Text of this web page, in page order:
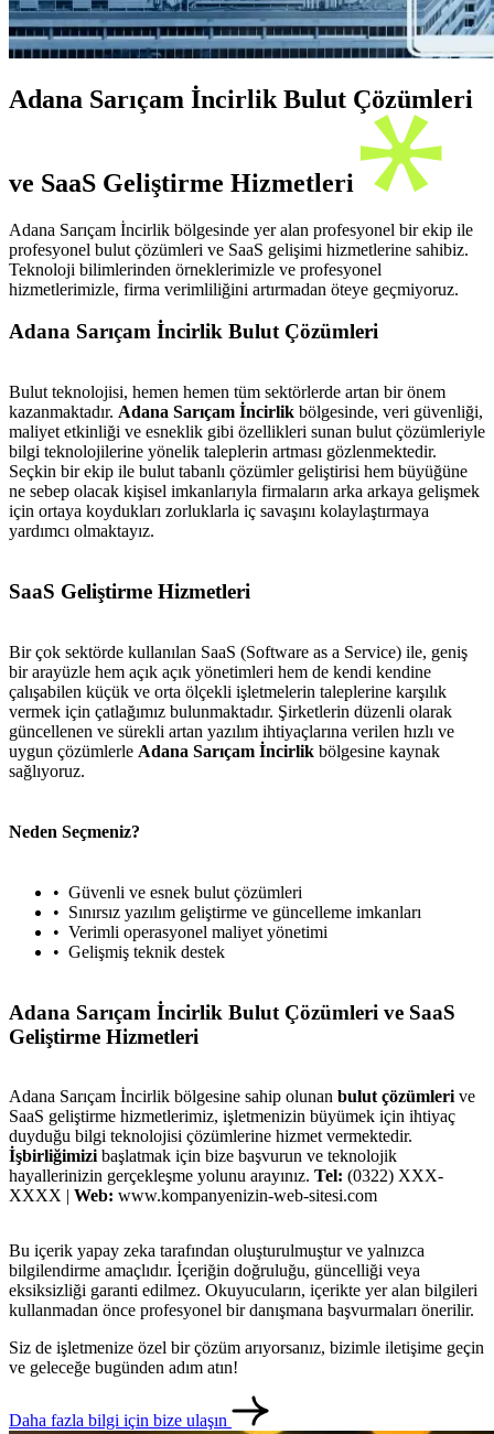
Adana Sarıçam İncirlik Bulut Çözümleri
ve SaaS Geliştirme Hizmetleri
Adana Sarıçam İncirlik bölgesinde yer alan profesyonel bir ekip ile
profesyonel bulut çözümleri ve SaaS gelişimi hizmetlerine sahibiz.
Teknoloji bilimlerinden örneklerimizle ve profesyonel
hizmetlerimizle, firma verimliliğini artırmadan öteye geçmiyoruz.
Adana Sarıçam İncirlik Bulut Çözümleri
Bulut teknolojisi, hemen hemen tüm sektörlerde artan bir önem
kazanmaktadır. Adana Sarıçam İncirlik bölgesinde, veri güvenliği,
maliyet etkinliği ve esneklik gibi özellikleri sunan bulut çözümleriyle
bilgi teknolojilerine yönelik taleplerin artması gözlenmektedir.
Seçkin bir ekip ile bulut tabanlı çözümler geliştirisi hem büyüğüne
ne sebep olacak kişisel imkanlarıyla firmaların arka arkaya gelişmek
için ortaya koydukları zorluklarla iç savaşını kolaylaştırmaya
yardımcı olmaktayız.
SaaS Geliştirme Hizmetleri
Bir çok sektörde kullanılan SaaS (Software as a Service) ile, geniş
bir arayüzle hem açık açık yönetimleri hem de kendi kendine
çalışabilen küçük ve orta ölçekli işletmelerin taleplerine karşılık
vermek için çatlağımız bulunmaktadır. Şirketlerin düzenli olarak
güncellenen ve sürekli artan yazılım ihtiyaçlarına verilen hızlı ve
uygun çözümlerle Adana Sarıçam İncirlik bölgesine kaynak
sağlıyoruz.
Neden Seçmeniz?
Güvenli ve esnek bulut çözümleri
Sınırsız yazılım geliştirme ve güncelleme imkanları
Verimli operasyonel maliyet yönetimi
Gelişmiş teknik destek
Adana Sarıçam İncirlik Bulut Çözümleri ve SaaS
Geliştirme Hizmetleri
Adana Sarıçam İncirlik bölgesine sahip olunan bulut çözümlerive
SaaS geliştirme hizmetlerimiz, işletmenizin büyümek için ihtiyaç
duyduğu bilgi teknolojisi çözümlerine hizmet vermektedir.
İşbirliğimizibaşlatmak için bize başvurun ve teknolojik
hayallerinizin gerçekleşme yolunu arayınız. Tel: (0322) XXX-
XXXX | Web: www.kompanyenizin-web-sitesi.com
Bu içerik yapay zeka tarafından oluşturulmuştur ve yalnızca
bilgilendirme amaçlıdır. İçeriğin doğruluğu, güncelliği veya
eksiksizliği garanti edilmez. Okuyucuların, içerikte yer alan bilgileri
kullanmadan önce profesyonel bir danışmana başvurmaları önerilir.
Siz de işletmenize özel bir çözüm arıyorsanız, bizimle iletişime geçin
ve geleceğe bugünden adım atın!
Daha fazla bilgi için bize ulaşın